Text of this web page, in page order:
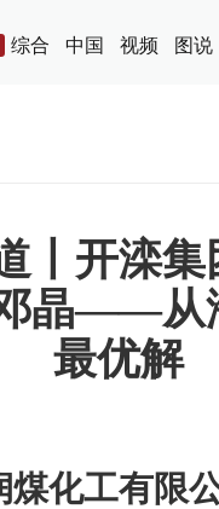
综合 中国 视频 图说
丨开滦
晶——从
最优解
煤化工有